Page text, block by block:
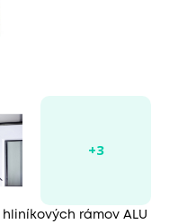
rámov ALU